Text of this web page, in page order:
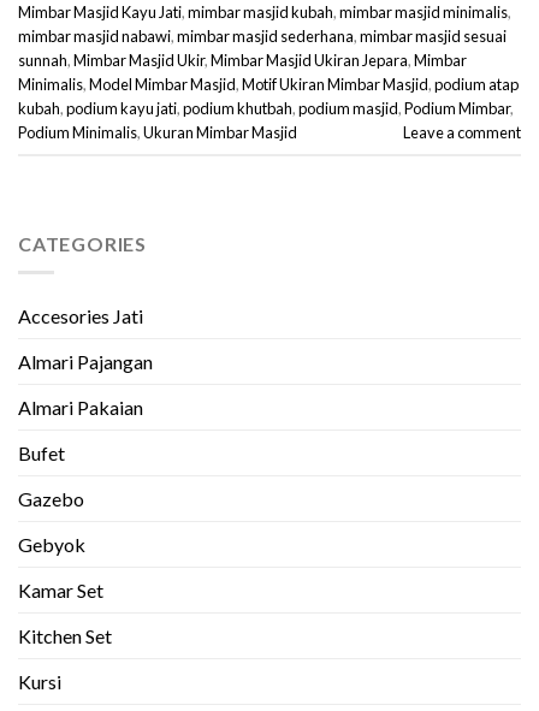
Mimbar Masjid Kayu Jati,mimbar masjid kubah,mimbar masjid minimalis,
mimbar masjid nabawi,mimbar masjid sederhana,mimbar masjid sesuai
sunnah,Mimbar Masjid Ukir,Mimbar Masjid Ukiran Jepara,Mimbar
Minimalis,Model Mimbar Masjid,Motif Ukiran Mimbar Masjid,podium atap
kubah,podium kayu jati,podium khutbah,podium masjid,Podium Mimbar,
Podium Minimalis,Ukuran Mimbar Masjid Leave a comment
CATEGORIES
Accesories Jati
Almari Pajangan
Almari Pakaian
Bufet
Gazebo
Gebyok
Kamar Set
Kitchen Set
Kursi